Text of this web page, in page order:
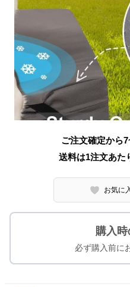
ご注文確定から
送料は1注文あた
お気に
購入
必ず購入前に